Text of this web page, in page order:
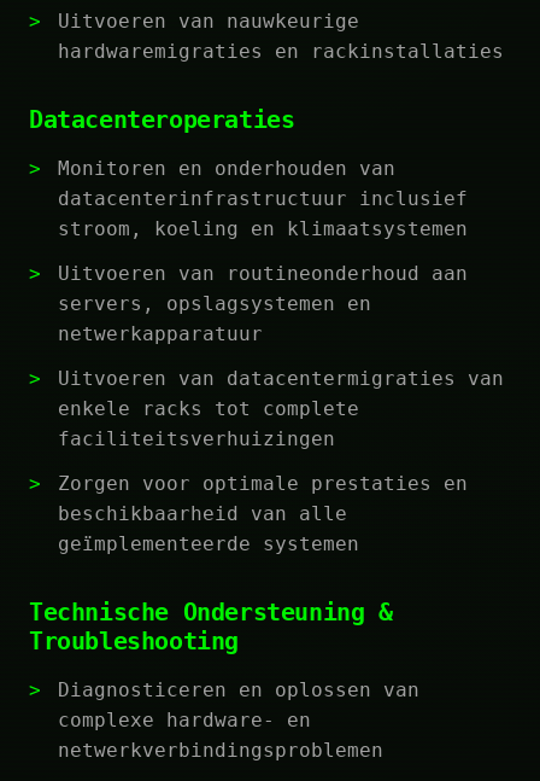
Uitvoeren van nauwkeurige
hardwaremigraties en rackinstallaties
Datacenteroperaties
Monitoren en onderhouden van
datacenterinfrastructuur inclusief
stroom, koeling en klimaatsystemen
Uitvoeren van routineonderhoud aan
servers, opslagsystemen en
netwerkapparatuur
Uitvoeren van datacentermigraties van
enkele racks tot complete
faciliteitsverhuizingen
Zorgen voor optimale prestaties en
beschikbaarheid van alle
geïmplementeerde systemen
Technische Ondersteuning &
Troubleshooting
Diagnosticeren en oplossen van
complexe hardware- en
netwerkverbindingsproblemen